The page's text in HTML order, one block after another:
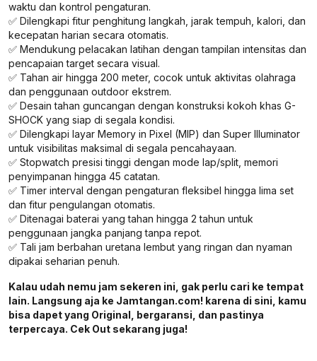
waktu dan kontrol pengaturan.
✅ Dilengkapi fitur penghitung langkah, jarak tempuh, kalori, dan
kecepatan harian secara otomatis.
✅ Mendukung pelacakan latihan dengan tampilan intensitas dan
pencapaian target secara visual.
✅ Tahan air hingga 200 meter, cocok untuk aktivitas olahraga
dan penggunaan outdoor ekstrem.
✅ Desain tahan guncangan dengan konstruksi kokoh khas G-
SHOCK yang siap di segala kondisi.
✅ Dilengkapi layar Memory in Pixel (MIP) dan Super Illuminator
untuk visibilitas maksimal di segala pencahayaan.
✅ Stopwatch presisi tinggi dengan mode lap/split, memori
penyimpanan hingga 45 catatan.
✅ Timer interval dengan pengaturan fleksibel hingga lima set
dan fitur pengulangan otomatis.
✅ Ditenagai baterai yang tahan hingga 2 tahun untuk
penggunaan jangka panjang tanpa repot.
✅ Tali jam berbahan uretana lembut yang ringan dan nyaman
dipakai seharian penuh.
Kalau udah nemu jam sekeren ini, gak perlu cari ke tempat
lain. Langsung aja ke Jamtangan.com! karena di sini, kamu
bisa dapet yang Original, bergaransi, dan pastinya
terpercaya. Cek Out sekarang juga!